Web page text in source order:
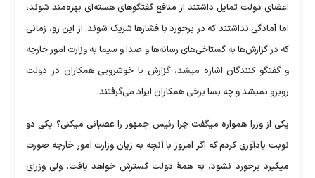
اعضای دولت تمایل داشتند از منافع گفتگو‌های هسته‌ای بهره‌مند شوند،
اما آمادگی نداشتند که در برخورد با فشار‌ها شریک شوند. از این رو، زمانی
که در گزارش‌ها به گستاخی‌های رسانه‌ها و صدا و سیما به وزارت امور خارجه
و گفتگو کنندگان اشاره میشد، گزارش با خوشرویی همکاران در دولت
روبرو نمیشد و چه بسا برخی همکاران ایراد می‌گرفتند.
یکی از وزرا همواره میگفت چرا رئیس جمهور را عصبانی میکنی؟ یکی دو
نوبت یادآوری کردم که اگر امروز با آنچه به زیان وزارت امور خارجه صورت
میگیرد برخورد نشود، به همۀ دولت گسترش خواهد یافت. ولی وزرای